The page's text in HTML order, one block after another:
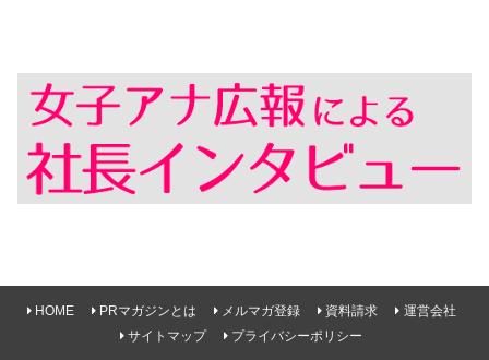
HOME PRマガジンとは メルマガ登録 資料請求
運営会社
サイトマップ
プライバシーポリシー